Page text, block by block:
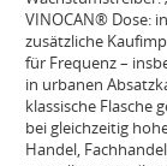
VINOCAN® Dose:
zusätzliche
für Frequenz –
in urbanen
klassische Flasche
bei gleichzeitig
Handel,